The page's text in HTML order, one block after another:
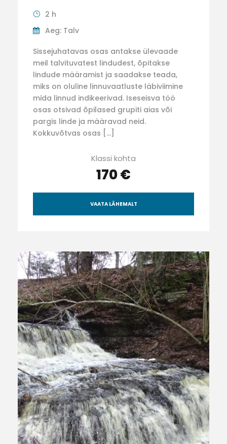
2 h
Aeg: Talv
Sissejuhatavas osas antakse ülevaade
meil talvituvatest lindudest, õpitakse
lindude määramist ja saadakse teada,
miks on oluline linnuvaatluste läbiviimine
mida linnud indikeerivad. Iseseisva töö
osas otsivad õpilased grupiti aias või
pargis linde ja määravad neid.
Kokkuvõtvas osas […]
Klassi kohta
170 €
VAATA LÄHEMALT